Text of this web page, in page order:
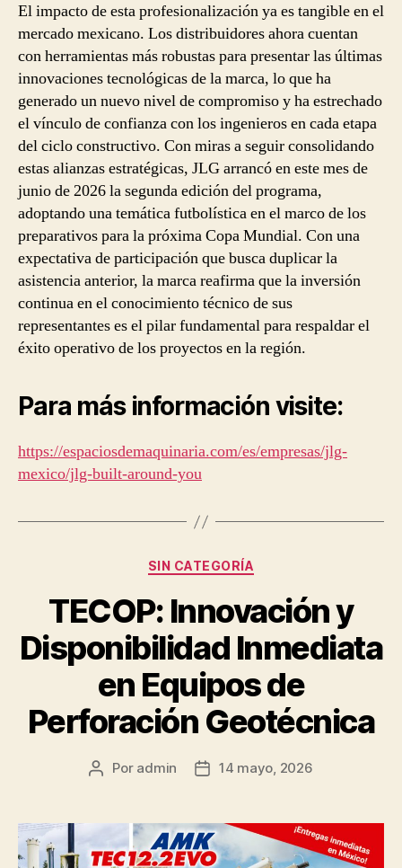
El impacto de esta profesionalización ya es tangible en el
mercado mexicano. Los distribuidores ahora cuentan
con herramientas más robustas para presentar las últimas
innovaciones tecnológicas de la marca, lo que ha
generado un nuevo nivel de compromiso y ha estrechado
el vínculo de confianza con los ingenieros en cada etapa
del ciclo constructivo. Con miras a seguir consolidando
estas alianzas estratégicas, JLG arrancó en este mes de
junio de 2026 la segunda edición del programa,
adoptando una temática futbolística en el marco de los
preparativos para la próxima Copa Mundial. Con una
expectativa de participación que busca duplicar la
asistencia anterior, la marca reafirma que la inversión
continua en el conocimiento técnico de sus
representantes es el pilar fundamental para respaldar el
éxito operativo de los proyectos en la región.
Para más información visite:
https://espaciosdemaquinaria.com/es/empresas/jlg-
mexico/jlg-built-around-you
Categorías
SIN CATEGORÍA
TECOP: Innovación y
Disponibilidad Inmediata
en Equipos de
Perforación Geotécnica
Autor
publicación
Por admin
Fecha
publicación
14 mayo, 2026